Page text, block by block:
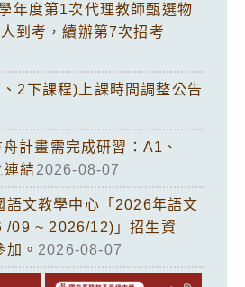
年度第1次代理教師甄選物
到考，續辦第7次招考
2下課程)上課時間調整公告
計畫需完成研習：A1、
結2026-08-07
語文教學中心「2026年語文
/09 ~ 2026/12)」招生資
。 2026-08-07